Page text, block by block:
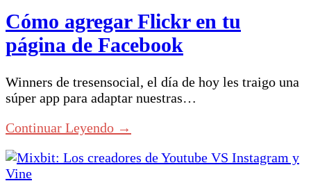
Cómo agregar Flickr en tu
página de Facebook
Winners de tresensocial, el día de hoy les traigo una
súper app para adaptar nuestras…
Continuar Leyendo →